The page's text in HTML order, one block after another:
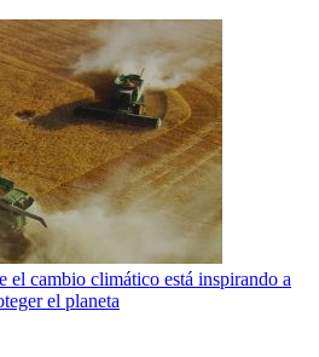
el cambio climático está inspirando a
el planeta